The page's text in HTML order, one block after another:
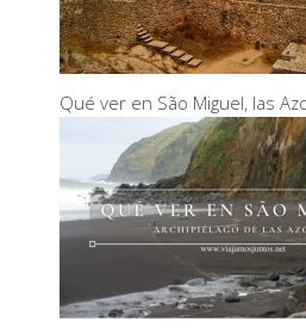
Qué ver en São Miguel, las